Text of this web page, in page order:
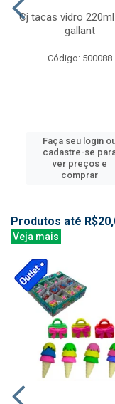
Cj tacas vidro
gallant
Código: 500088
Faça seu login
cadastre-se
ver preços e
comprar
Produtos até
Veja mais